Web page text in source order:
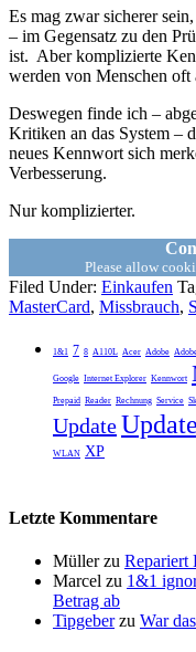
Es mag zwar sicherer
– im Gegensatz zu den
ist. Aber komplizierte
werden von Menschen oft
Deswegen finde ich –
Kritiken an das System –
neues Kennwort sich
Verbesserung.
Nur komplizierter.
Please allow
Filed Under: Einkaufen
MasterCard, Missbrauch,
1&1 7 8 A110L Acer Adobe
Google Internet Explorer Kennwort
Prepaid Reader Rechnung Service
Update
WLAN XP
Letzte Kommentare
Müllerzu Repariert
Marcel zu 1&1
Betrag ab
Tipgeberzu War